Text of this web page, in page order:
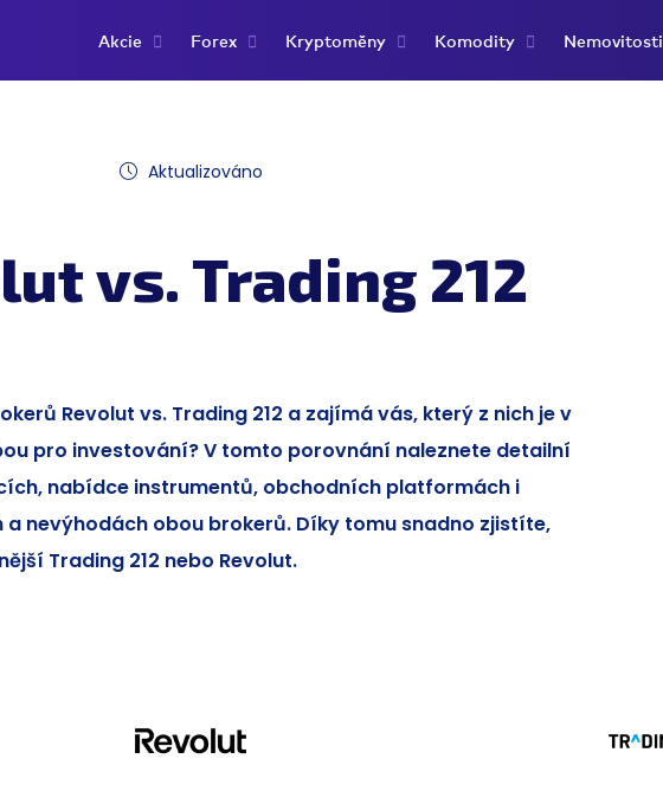
Aktualizováno
vs. Trading 212
Revolut vs. Trading 212 a zajímá vás, který z nich je v
pro investování? V tomto porovnání naleznete detailní
nabídce instrumentů, obchodních platformách i
nevýhodách obou brokerů. Díky tomu snadno zjistíte,
Trading 212 nebo Revolut.
Akcie Forex Kryptoměny Komodity Nemovitosti